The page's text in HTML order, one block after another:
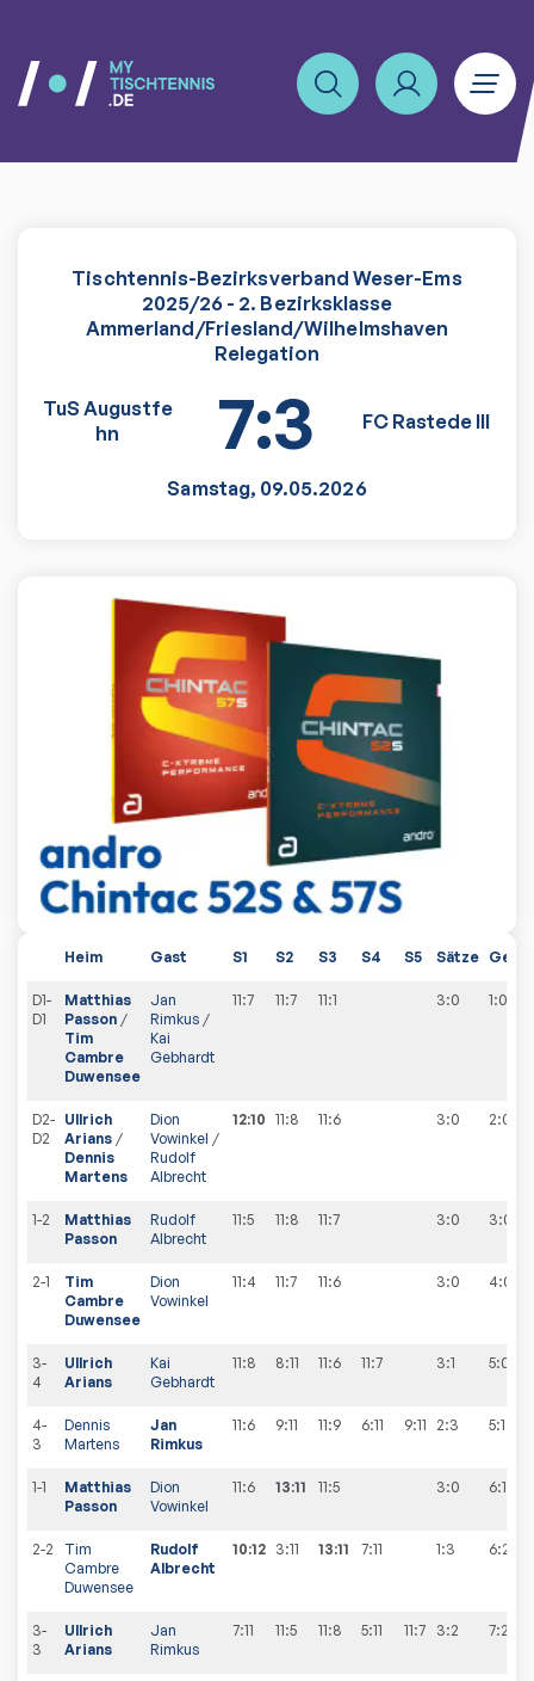
Tischtennis-Bezirksverband Weser-Ems
2025/26 - 2. Bezirksklasse
Ammerland/Friesland/Wilhelmshaven
Relegation
TuS Augustfe
hn
7:3 FC Rastede III
Samstag, 09.05.2026
Heim Gast S1 S2 S3 S4 S5 Sätze
D1-
D1
Matthias
Passon /
Tim
Cambre
Duwensee
Jan
Rimkus /
Kai
Gebhardt
11:7 11:7 11:1 3:0 1:0
D2-
D2
Ullrich
Arians /
Dennis
Martens
Dion
Vowinkel /
Rudolf
Albrecht
12:10 11:8 11:6 3:0 2:0
1-2
Matthias
Passon
Rudolf
Albrecht
11:5 11:8 11:7 3:0 3:0
2-1
Tim
Cambre
Duwensee
Dion
Vowinkel
11:4 11:7 11:6 3:0 4:0
3-
4
Ullrich
Arians
Kai
Gebhardt
11:8 8:11 11:6 11:7 3:1 5:0
4-
3
Dennis
Martens
Jan
Rimkus
11:6 9:11 11:9 6:11 9:11 2:3 5:1
1-1
Matthias
Passon
Dion
Vowinkel
11:6 13:11 11:5 3:0 6:1
2-2
Tim
Cambre
Duwensee
Rudolf
Albrecht
10:12 3:11 13:11 7:11 1:3 6:2
3-
3
Ullrich
Arians
Jan
Rimkus
7:11 11:5 11:8 5:11 11:7 3:2 7:2